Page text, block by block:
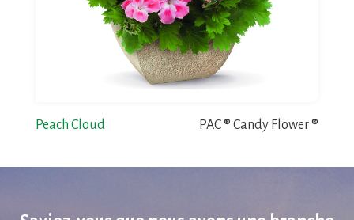
Peach Cloud PAC ® Candy Flower ®